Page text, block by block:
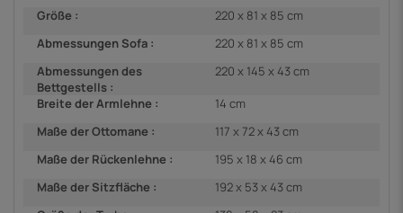
Größe :
220 x 81 x 85 cm
Abmessungen Sofa :
220 x 81 x 85 cm
Abmessungen des
Bettgestells :
220 x 145 x 43 cm
Breite der Armlehne :
14 cm
Maße der Ottomane :
117 x 72 x 43 cm
Maße der Rückenlehne :
195 x 18 x 46 cm
Maße der Sitzfläche :
192 x 53 x 43 cm